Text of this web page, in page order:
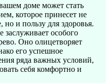
доме может стать
которое принесет не
но и пользу для здоровья.
заслуживает особого
Оно олицетворяет
его успешное
ряда важных условий,
себя комфортно и